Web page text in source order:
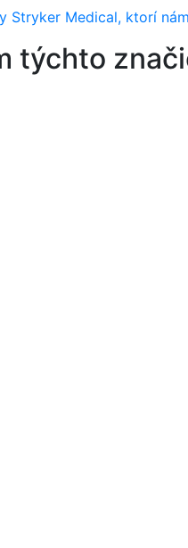
Medical, ktorí
týchto